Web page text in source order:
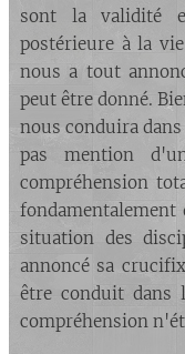
sont la validité
postérieure à la
nous a tout
peut être donné.
nous conduira
pas mention
compréhension
situation des
annoncé sa
être conduit dans
compréhension